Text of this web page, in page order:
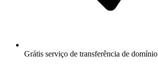
Grátis serviço de transferência de domínio